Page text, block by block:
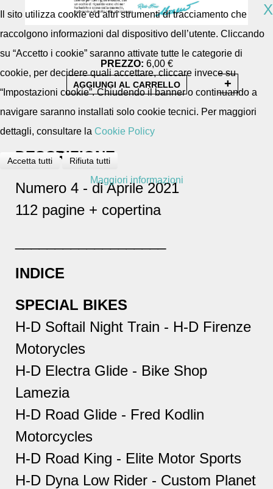
PREZZO: 6,00 €
DESCRIZIONE
Numero 4 - di Aprile 2021
112 pagine + copertina
INDICE
SPECIAL BIKES
H-D Softail Night Train - H-D Firenze
Motorycles
H-D Electra Glide - Bike Shop
Lamezia
H-D Road Glide - Fred Kodlin
Motorcycles
H-D Road King - Elite Motor Sports
H-D Dyna Low Rider - Custom Planet
X
Il sito utilizza cookie ed altri strumenti di tracciamento che
raccolgono informazioni dal dispositivo dell’utente. Cliccando
su “Accetto i cookie” saranno attivate tutte le categorie di
cookie, per decidere quali accettare, cliccare invece su
“Impostazioni cookie”. Chiudendo il banner o continuando a
navigare saranno installati solo cookie tecnici. Per maggiori
dettagli, consultare la Cookie Policy
Accetta tutti Rifiuta tutti
Maggiori informazioni